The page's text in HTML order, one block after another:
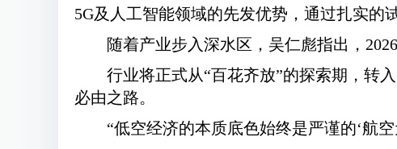
5G及人工智能领域的先发优势，通过扎实的
随着产业步入深水区，吴仁彪指出，
行业将正式从“百花齐放”的探索期，转
必由之路。
“低空经济的本质底色始终是严谨的‘航空